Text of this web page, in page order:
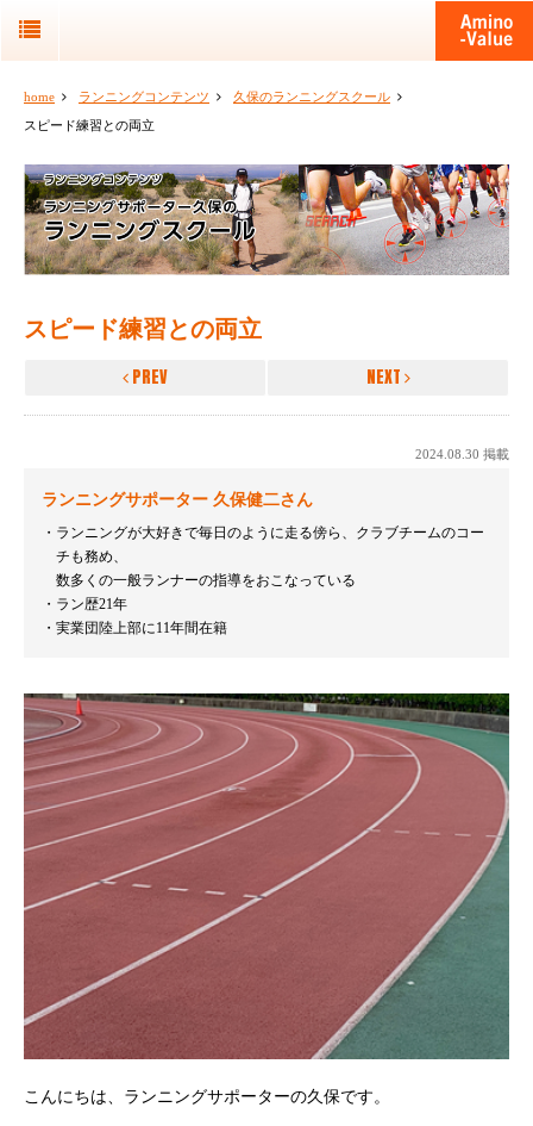
home ランニングコンテンツ
久保のランニングスクール
スピード練習との両立
スピード練習との両立
PREV NEXT
2024.08.30 掲載
ランニングサポーター 久保健二さん
ランニングが大好きで毎日のように走る傍ら、クラブチームのコー
チも務め、
数多くの一般ランナーの指導をおこなっている
ラン歴21年
実業団陸上部に11年間在籍
こんにちは、ランニングサポーターの久保です。